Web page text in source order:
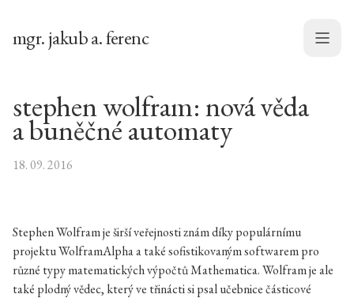
mgr. jakub a. ferenc Menu
stephen wolfram: nová věda
a buněčné automaty
18. 09. 2016
Stephen Wolfram je širší veřejnosti znám díky populárnímu
projektu WolframAlpha a také sofistikovaným softwarem pro
různé typy matematických výpočtů Mathematica. Wolfram je ale
také plodný vědec, který ve třinácti si psal učebnice částicové